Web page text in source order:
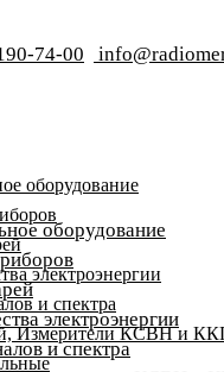
74-00
оборудование
электроэнергии
и спектра
Измерители КСВН и
оборудование
электроэнергии
и спектра